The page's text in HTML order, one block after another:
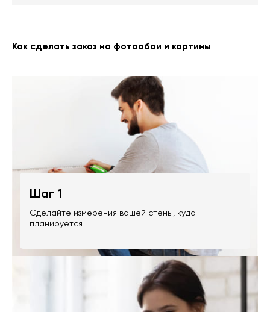
Как сделать заказ на фотообои и картины
Шаг 1
Сделайте измерения вашей стены, куда
планируется